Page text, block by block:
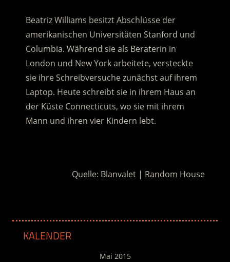
Beatriz Williams besitzt Abschlüsse der
amerikanischen Universitäten Stanford und
Columbia. Während sie als Beraterin in
London und New York arbeitete, versteckte
sie ihre Schreibversuche zunächst auf ihrem
Laptop. Heute schreibt sie in ihrem Haus an
der Küste Connecticuts, wo sie mit ihrem
Mann und ihren vier Kindern lebt.
Quelle: Blanvalet | Random House
KALENDER
Mai 2015